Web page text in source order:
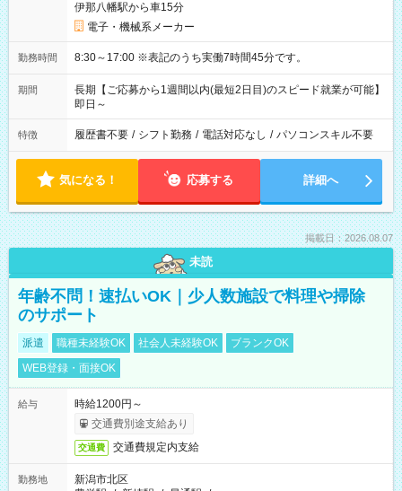
伊那八幡駅から車15分
電子・機械系メーカー
勤務時間 8:30～17:00 ※表記のうち実働7時間45分です。
期間
長期【ご応募から1週間以内(最短2日目)のスピード就業が可能】
即日～
特徴 履歴書不要 / シフト勤務 / 電話対応なし / パソコンスキル不要
気になる！ 応募する 詳細へ
掲載日：2026.08.07
未読
年齢不問！速払いOK｜少人数施設で料理や掃除
のサポート
派遣 職種未経験OK 社会人未経験OK
ブランクOK
WEB登録・面接OK
給与
時給1200円～
交通費別途支給あり
交通費 交通費規定内支給
勤務地
新潟市北区